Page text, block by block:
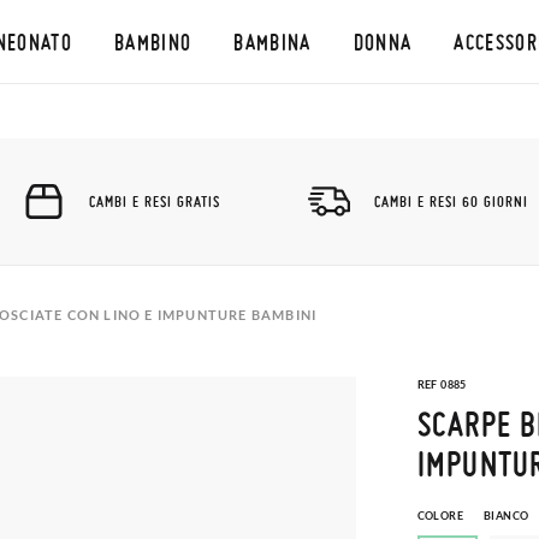
BAMBINO BAMBINA DONNA
CAMBI E RESI GRATIS CAMBI E RESI 60 GIORNI
CON LINO E IMPUNTURE BAMBINI
REF 0885
SCARPE
COLORE BIANCO